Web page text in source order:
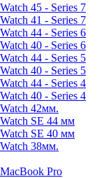
45 - Series 7
41 - Series 7
44 - Series 6
40 - Series 6
44 - Series 5
40 - Series 5
44 - Series 4
40 - Series 4
42мм.
SE 44 мм
SE 40 мм
38мм.
Pro